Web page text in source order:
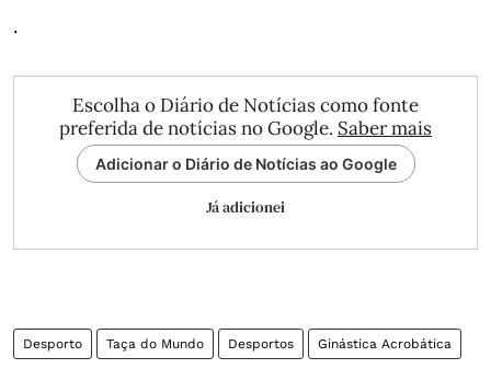
.
Escolha o Diário de Notícias como fonte
preferida de notícias no Google. Saber mais
Adicionar o Diário de Notícias ao Google
Já adicionei
Desporto Taça do Mundo Desportos Ginástica Acrobática